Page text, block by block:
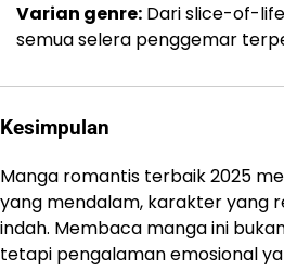
Varian genre: Dari slice-of-
semua selera penggemar
Kesimpulan
Manga romantis terbaik 2025
yang mendalam, karakter yang
indah. Membaca manga ini
tetapi pengalaman emosional